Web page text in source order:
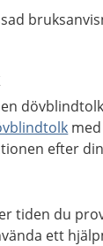
efter
tiden du
ett